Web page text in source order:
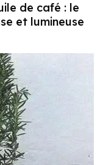
de café : le
et lumineuse